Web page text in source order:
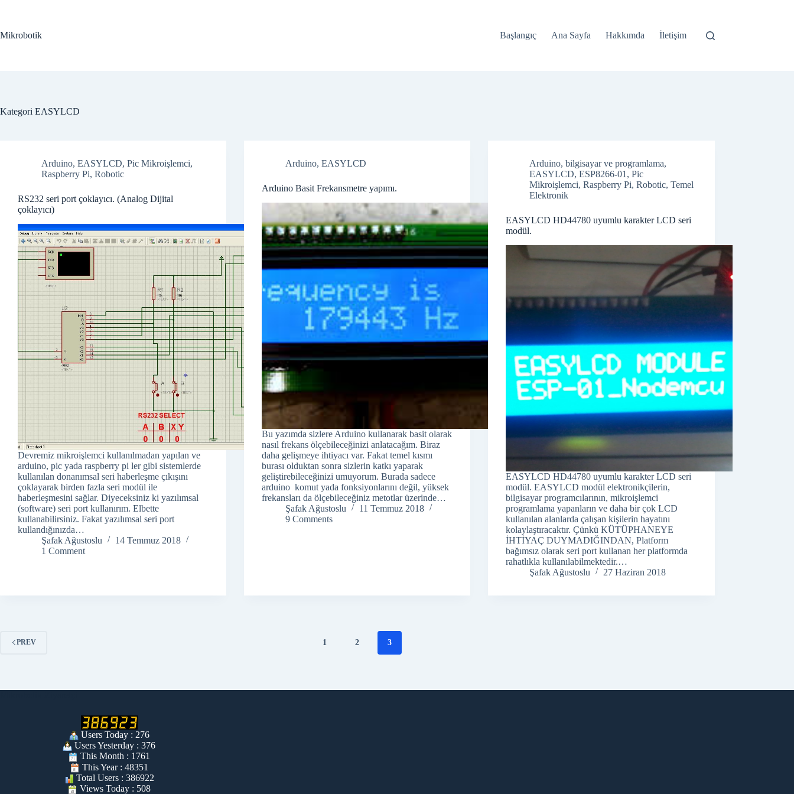
Mikrobotik
Başlangıç Ana Sayfa Hakkımda İletişim
Kategori EASYLCD
Arduino, EASYLCD, Pic Mikroişlemci,
Raspberry Pi, Robotic
RS232 seri port çoklayıcı. (Analog Dijital
çoklayıcı)
Devremiz mikroişlemci kullanılmadan yapılan ve
arduino, pic yada raspberry pi ler gibi sistemlerde
kullanılan donanımsal seri haberleşme çıkışını
çoklayarak birden fazla seri modül ile
haberleşmesini sağlar. Diyeceksiniz ki yazılımsal
(software) seri port kullanırım. Elbette
kullanabilirsiniz. Fakat yazılımsal seri port
kullandığınızda…
Şafak Ağustoslu
14 Temmuz 2018
1 Comment
Arduino,EASYLCD
Arduino Basit Frekansmetre yapımı.
Bu yazımda sizlere Arduino kullanarak basit olarak
nasıl frekans ölçebileceğinizi anlatacağım. Biraz
daha gelişmeye ihtiyacı var. Fakat temel kısmı
burası olduktan sonra sizlerin katkı yaparak
geliştirebileceğinizi umuyorum. Burada sadece
arduino komut yada fonksiyonlarını değil, yüksek
frekansları da ölçebileceğiniz metotlar üzerinde…
Şafak Ağustoslu
11 Temmuz 2018
9 Comments
Arduino,bilgisayar ve programlama,
EASYLCD,ESP8266-01 ,Pic
Mikroişlemci,Raspberry Pi,Robotic,Temel
Elektronik
EASYLCD HD44780 uyumlu karakter LCD seri
modül.
EASYLCD HD44780 uyumlu karakter LCD seri
modül. EASYLCD modül elektronikçilerin,
bilgisayar programcılarının, mikroişlemci
programlama yapanların ve daha bir çok LCD
kullanılan alanlarda çalışan kişilerin hayatını
kolaylaştıracaktır. Çünkü KÜTÜPHANEYE
İHTİYAÇ DUYMADIĞINDAN, Platform
bağımsız olarak seri port kullanan her platformda
rahatlıkla kullanılabilmektedir.…
Şafak Ağustoslu
27 Haziran 2018
PREV 1 2 3
Users Today : 276
Users Yesterday : 376
This Month : 1761
This Year : 48351
Total Users : 386922
Views Today : 508